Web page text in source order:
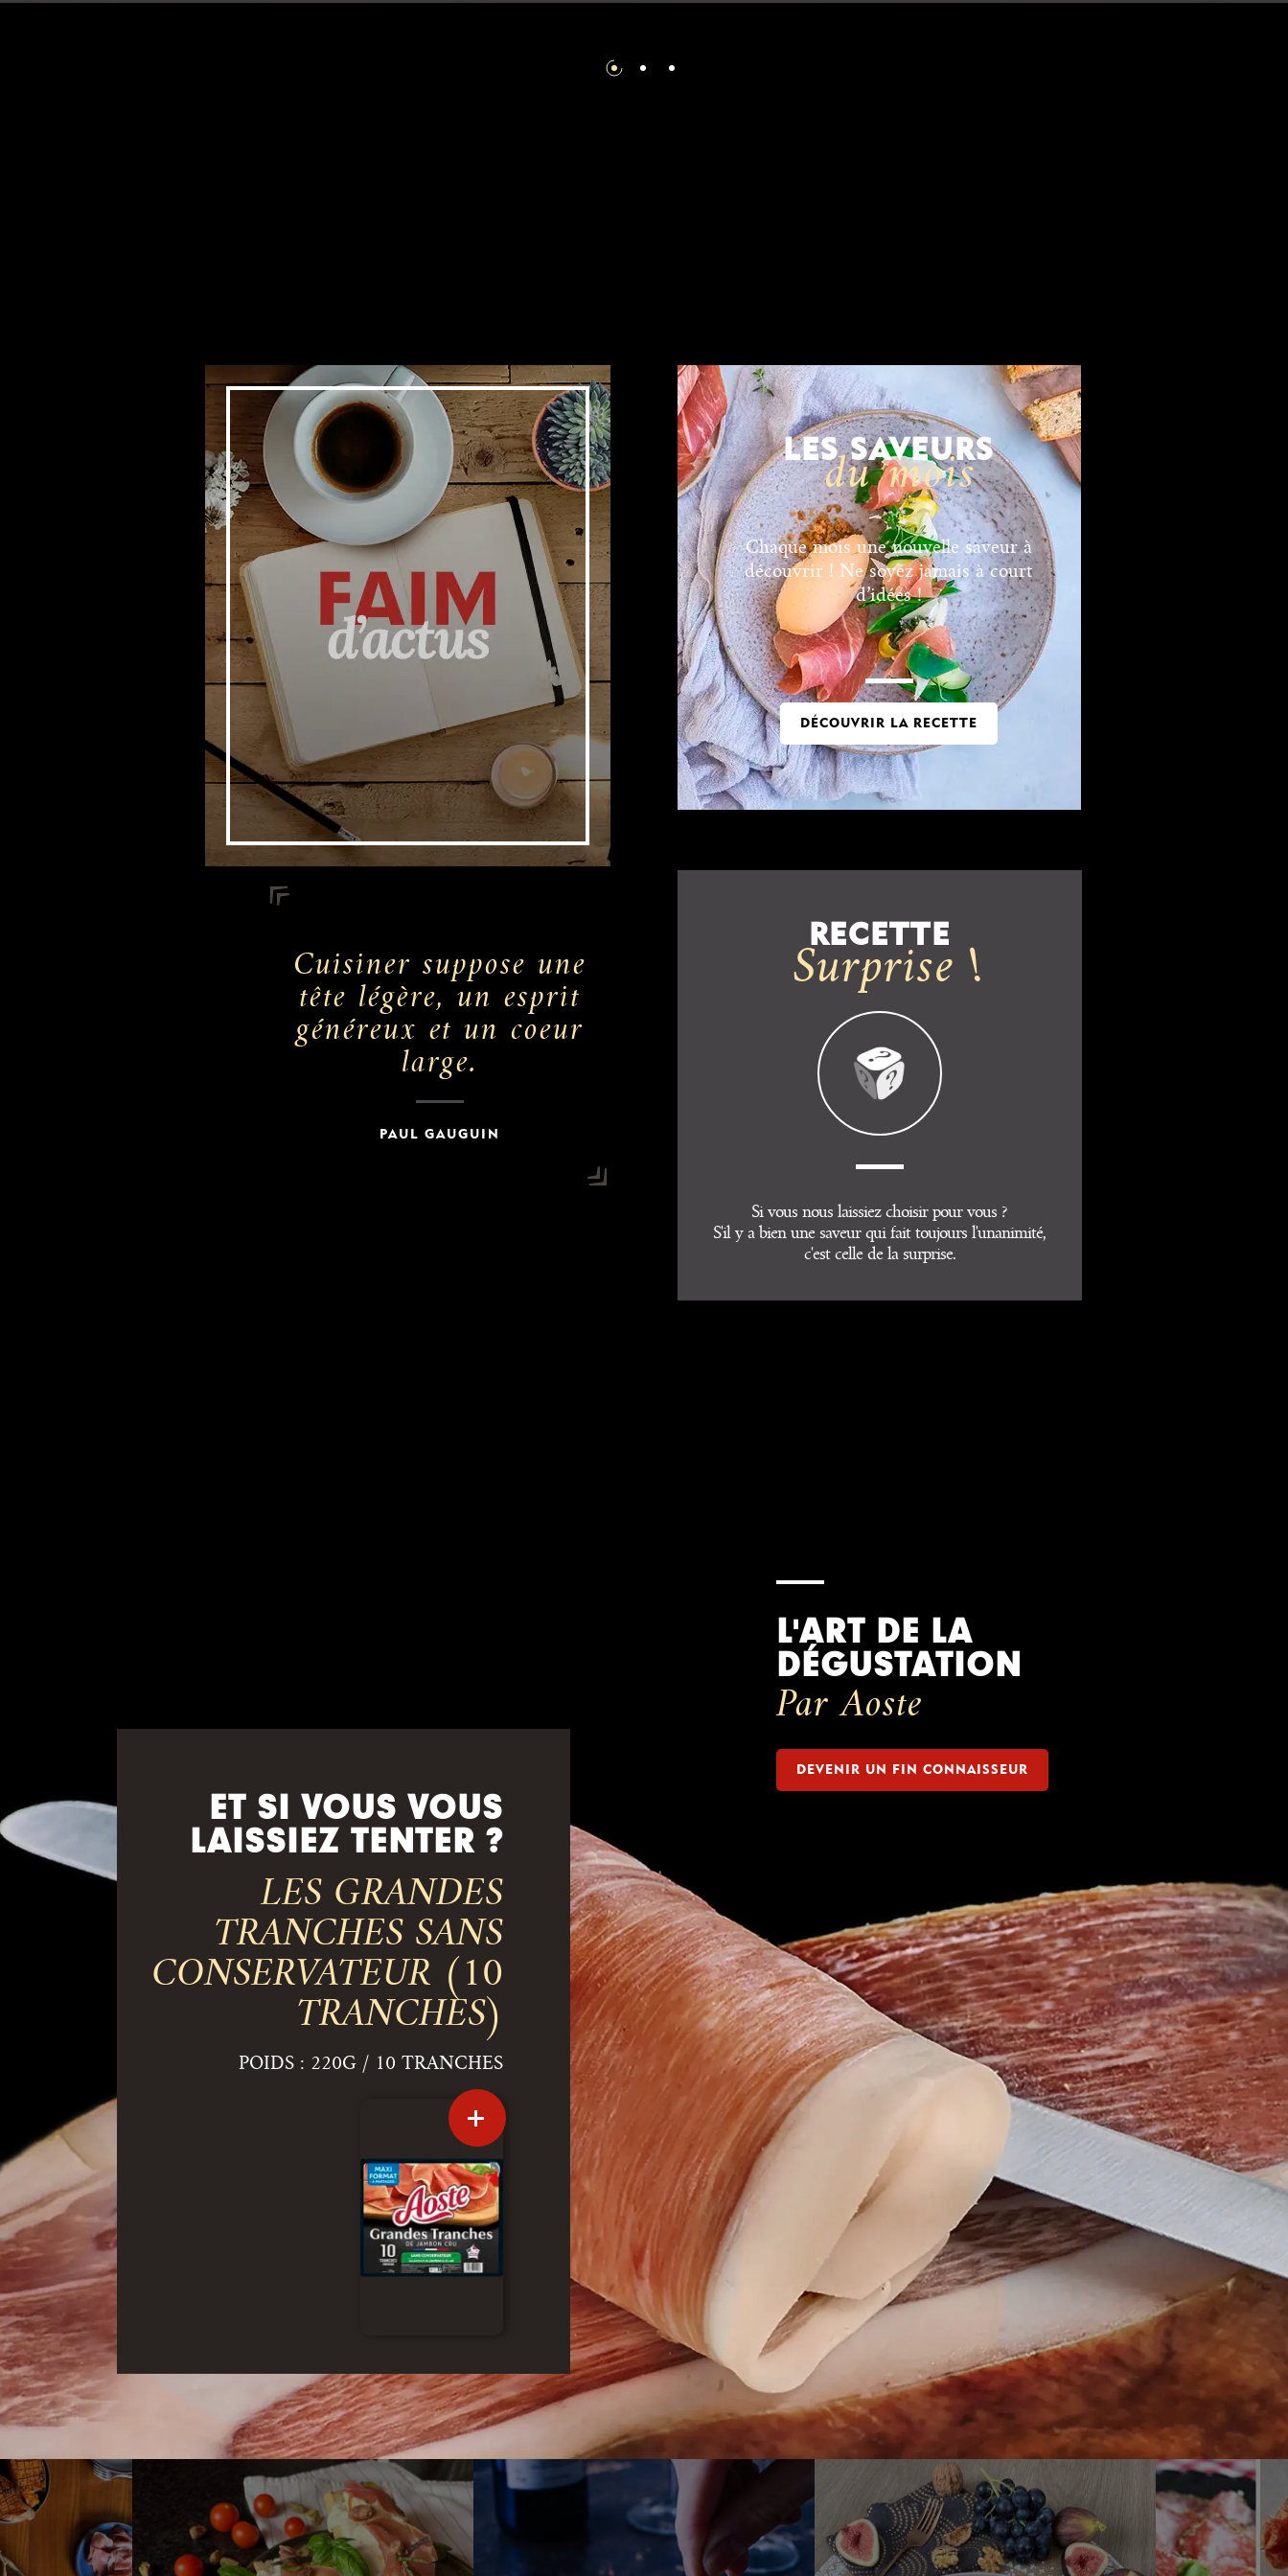
LES SAVEURS
du mois
Chaque mois une nouvelle saveur à
découvrir ! Ne soyez jamais à court
d’idées !
DÉCOUVRIR LA RECETTE
RECETTE
Surprise !
Si vous nous laissiez choisir pour vous ?
S'il y a bien une saveur qui fait toujours l'unanimité,
c'est celle de la surprise.
Cuisiner suppose une
tête légère, un esprit
généreux et un coeur
large.
PAUL GAUGUIN
L'ART DE LA
DÉGUSTATION
Par Aoste
DEVENIR UN FIN CONNAISSEUR
ET SI VOUS VOUS
LAISSIEZ TENTER ?
LES GRANDES
TRANCHES SANS
CONSERVATEUR (10
TRANCHES)
POIDS : 220G / 10 TRANCHES